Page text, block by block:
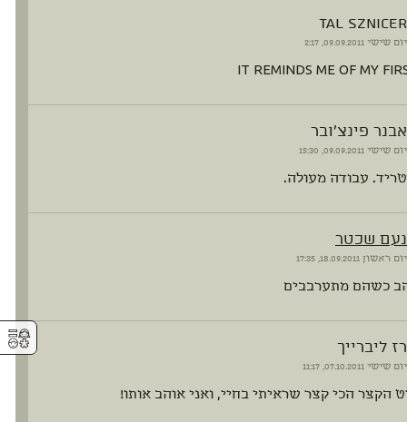
tal sznicer
יום שישי
IT REMINDS ME OF MY
אבנר פינצ'ובר
יום שישי
עבודה מעולה.
נעם שכטר
יום ראשון
כשהם מתערבבים
רז ליברייך
יום שישי
הקצר הכי קצר שראיתי בחיי, ואני אוהב אותו!
⚥︎